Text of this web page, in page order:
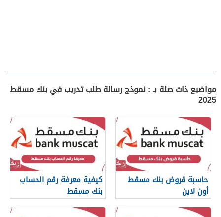
مواضيع ذات صلة بـ : نموذج رسالة طلب تدريب في بنك مسقط
2025
حاسبة قروض بنك مسقط
أون لاين
كيفية معرفة رقم الحساب
بنك مسقط